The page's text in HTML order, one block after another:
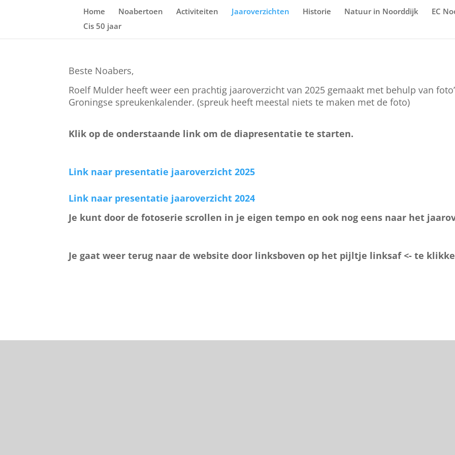
Home Noabertoen Activiteiten Jaaroverzichten Historie Natuur in Noorddijk
EC
Cis 50 jaar
Beste Noabers,
Roelf Mulder heeft weer een prachtig jaaroverzicht van 2025 gemaakt met behulp van
Groningse spreukenkalender. (spreuk heeft meestal niets te maken met de foto)
Klik op de onderstaande link om de diapresentatie te starten.
Link naar presentatie jaaroverzicht 2025
Link naar presentatie jaaroverzicht 2024
Je kunt door de fotoserie scrollen in je eigen tempo en ook nog eens naar het
Je gaat weer terug naar de website door linksboven op het pijltje linksaf <- te